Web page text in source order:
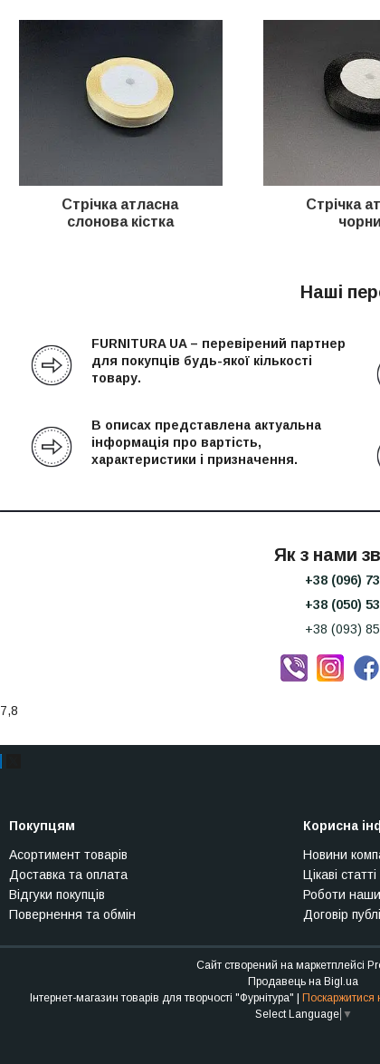
Стрічка атласна
слонова кістка
Стрічка
Наші
FURNITURA UA – перевірений партнер
для покупців будь-якої кількості
товару.
В описах представлена актуальна
інформація про вартість,
характеристики і призначення.
Як з нами
+38 (096)
+38 (050)
+38 (093)
7,8
Покупцям
Асортимент товарів
Доставка та оплата
Відгуки покупців
Повернення та обмін
Корисна
Новини
Цікаві статті
Роботи
Договір
Сайт створений на маркетплейсі
Продавець на Bigl.ua
Інтернет-магазин товарів для творчості "Фурнітура" | Поскаржитися
Select Language ▼